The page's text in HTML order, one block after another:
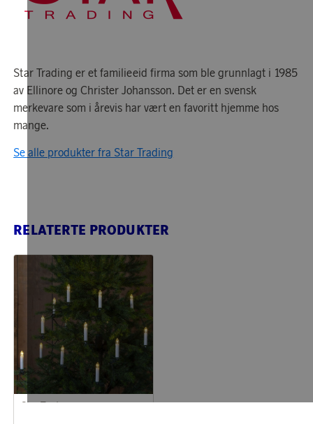
Star Trading er et familieeid firma som ble grunnlagt i 1985
av Ellinore og Christer Johansson. Det er en svensk
merkevare som i årevis har vært en favoritt hjemme hos
mange.
Se alle produkter fra Star Trading
RELATERTE PRODUKTER
Star Trading